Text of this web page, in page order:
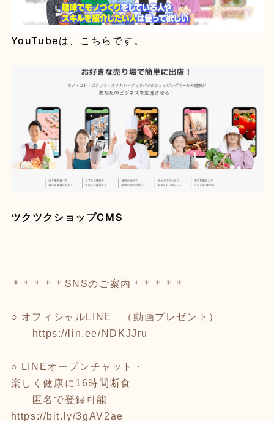
YouTubeは、こちらです。
ツクツクショップCMS
＊＊＊＊＊SNSのご案内＊＊＊＊＊
○ オフィシャルLINE （動画プレゼント）
https://lin.ee/NDKJJru
○ LINEオープンチャット・
楽しく健康に16時間断食
匿名で登録可能
https://bit.ly/3gAV2ae